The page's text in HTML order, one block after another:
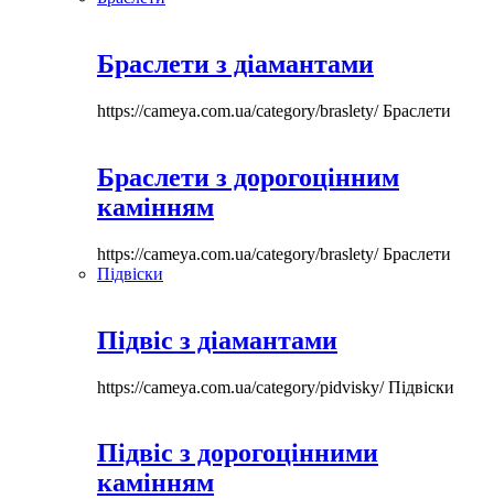
Браслети з діамантами
https://cameya.com.ua/category/braslety/Браслети
Браслети з дорогоцінним
камінням
https://cameya.com.ua/category/braslety/Браслети
Підвіски
Підвіс з діамантами
https://cameya.com.ua/category/pidvisky/Підвіски
Підвіс з дорогоцінними
камінням